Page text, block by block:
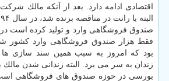
اقتصادی ادامه دارد. بعد از آنكه مالك
صندوق فروشگاهی وارد و تولید كرده است در
فقط هزار صندوق فروشگاهی وارد كشور
زندان به سر می برد. البته زندانی شدن
بورسی در حوزه صندوق های فروشگاهی